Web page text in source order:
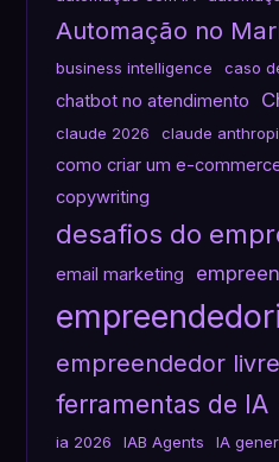
Automação no
business intelligence caso
chatbot no atendimento
claude 2026 claude
como criar um e-
copywriting
desafios do
email marketing
empreendedor livre
ferramentas de IA
ia 2026 IAB Agents IA